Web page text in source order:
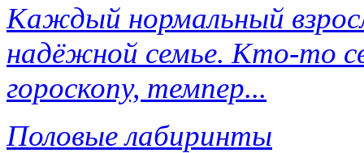
Каждый нормальный
надёжной семье. Кто-то
гороскопу, темпер...
Половые лабиринты